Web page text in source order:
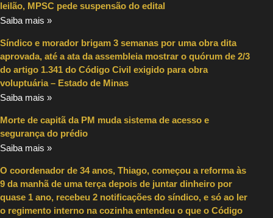
leilão, MPSC pede suspensão do edital
Saiba mais »
Síndico e morador brigam 3 semanas por uma obra dita
aprovada, até a ata da assembleia mostrar o quórum de 2/3
do artigo 1.341 do Código Civil exigido para obra
voluptuária – Estado de Minas
Saiba mais »
Morte de capitã da PM muda sistema de acesso e
segurança do prédio
Saiba mais »
O coordenador de 34 anos, Thiago, começou a reforma às
9 da manhã de uma terça depois de juntar dinheiro por
quase 1 ano, recebeu 2 notificações do síndico, e só ao ler
o regimento interno na cozinha entendeu o que o Código